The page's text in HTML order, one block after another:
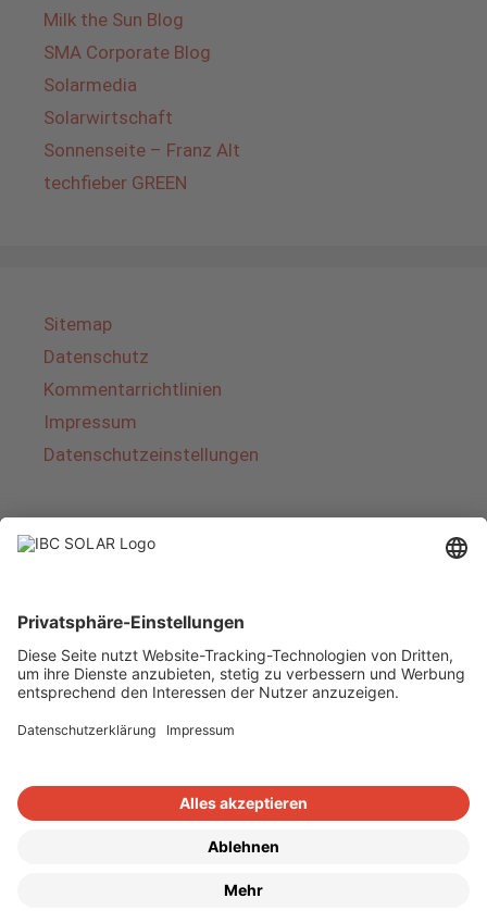
Milk the Sun Blog
SMA Corporate Blog
Solarmedia
Solarwirtschaft
Sonnenseite – Franz Alt
techfieber GREEN
Sitemap
Datenschutz
Kommentarrichtlinien
Impressum
Datenschutzeinstellungen
Über IBC SOLAR
von Energielösungen und Dienstleistungen im
Bereich Photovoltaik und Speicher. Das
Unternehmen bietet Komplettsysteme an und
deckt das gesamte Spektrum von der Planung
bis zur schlüsselfertigen Übergabe von
Energielösungen für Eigenheime, Gewerbe und
Industrie sowie Solarparks.